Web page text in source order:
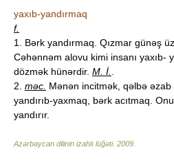
yaxıb-yandırmaq
f.
1. Bərk yandırmaq. Qızmar günəş
Cəhənnəm alovu kimi insanı yaxıb-
dözmək hünərdir. M. İ.
2. məc. Mənən incitmək, qəlbə
yandırıb-yaxmaq, bərk acıtmaq.
yandırır.
Azərbaycan dilinin izahlı lüğəti. 2009